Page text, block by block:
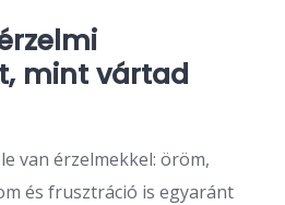
mint vártad
van érzelmekkel: öröm,
és frusztráció is egyaránt